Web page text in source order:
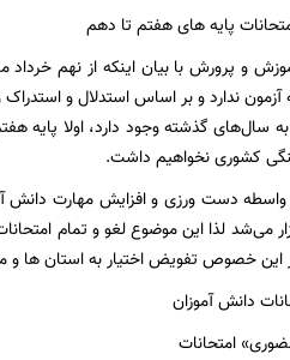
پایه های هفتم تا دهم
و پرورش با بیان اینکه از نهم خرداد
آزمون ندارد و بر اساس استدلال و
کشوری نخواهیم داشت.
دست ورزی و افزایش مهارت دانش
می‌شد لذا این موضوع لغو و تمام
این خصوص تفویض اختیار به استان ها
دانش آموزان
امتحانات